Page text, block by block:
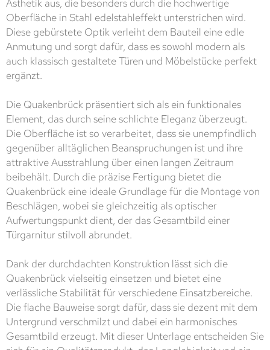
Ästhetik aus, die besonders durch die hochwertige
Oberfläche in Stahl edelstahleffekt unterstrichen wird.
Diese gebürstete Optik verleiht dem Bauteil eine edle
Anmutung und sorgt dafür, dass es sowohl modern als
auch klassisch gestaltete Türen und Möbelstücke perfekt
ergänzt.
Die Quakenbrück präsentiert sich als ein funktionales
Element, das durch seine schlichte Eleganz überzeugt.
Die Oberfläche ist so verarbeitet, dass sie unempfindlich
gegenüber alltäglichen Beanspruchungen ist und ihre
attraktive Ausstrahlung über einen langen Zeitraum
beibehält. Durch die präzise Fertigung bietet die
Quakenbrück eine ideale Grundlage für die Montage von
Beschlägen, wobei sie gleichzeitig als optischer
Aufwertungspunkt dient, der das Gesamtbild einer
Türgarnitur stilvoll abrundet.
Dank der durchdachten Konstruktion lässt sich die
Quakenbrück vielseitig einsetzen und bietet eine
verlässliche Stabilität für verschiedene Einsatzbereiche.
Die flache Bauweise sorgt dafür, dass sie dezent mit dem
Untergrund verschmilzt und dabei ein harmonisches
Gesamtbild erzeugt. Mit dieser Unterlage entscheiden Sie